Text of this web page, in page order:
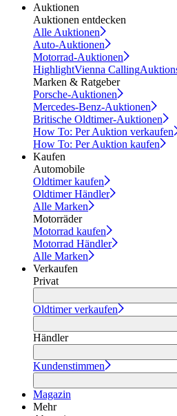
Auktionen
Auktionen entdecken
Alle Auktionen
Auto-Auktionen
Motorrad-Auktionen
HighlightVienna Calling
Marken & Ratgeber
Porsche-Auktionen
Mercedes-Benz-Auktionen
Britische Oldtimer-Auktionen
How To: Per Auktion verkaufen
How To: Per Auktion kaufen
Kaufen
Automobile
Oldtimer kaufen
Oldtimer Händler
Alle Marken
Motorräder
Motorrad kaufen
Motorrad Händler
Alle Marken
Verkaufen
Privat
Oldtimer verkaufen
Händler
Kundenstimmen
Magazin
Mehr